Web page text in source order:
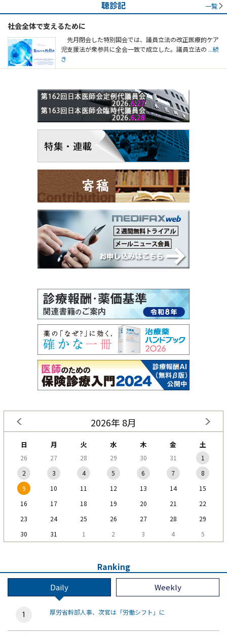
聴診記 一覧
社会全体で支えるために
先月閉会した特別国会では、議員立法の改正医療的ケア
児支援法が衆参共に全会一致で成立した。議員立法の ...続
き
2026年 8月
日 月 火 水 木 金 土
26 27 28 29 30 31
1
2
3 4 5 6 7
8
9
10 11 12 13 14
15
16
17 18 19 20 21
22
23
24 25 26 27 28
29
30
31 1 2 3 4 5
Ranking
Daily Weekly
厚労省幹部人事、次官は「労働シフト」に